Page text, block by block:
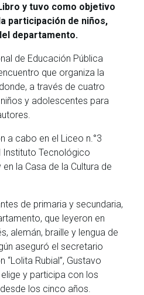
y tuvo como objetivo
participación de niños,
departamento.
de Educación Pública
que organiza la
a través de cuatro
y adolescentes para
a cabo en el Liceo n.°3
Instituto Tecnológico
la Casa de la Cultura de
de primaria y secundaria,
que leyeron en
alemán, braille y lengua de
aseguró el secretario
“Lolita Rubial”, Gustavo
y participa con los
los cinco años.